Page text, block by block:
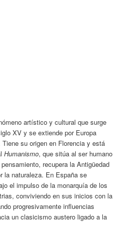
artístico y cultural que surge
XV y se extiende por Europa
su origen en Florencia y está
Humanismo, que sitúa al ser humano
recupera la Antigüedad
la naturaleza. En España se
el impulso de la monarquía de los
conviviendo en sus inicios con la
progresivamente influencias
un clasicismo austero ligado a la